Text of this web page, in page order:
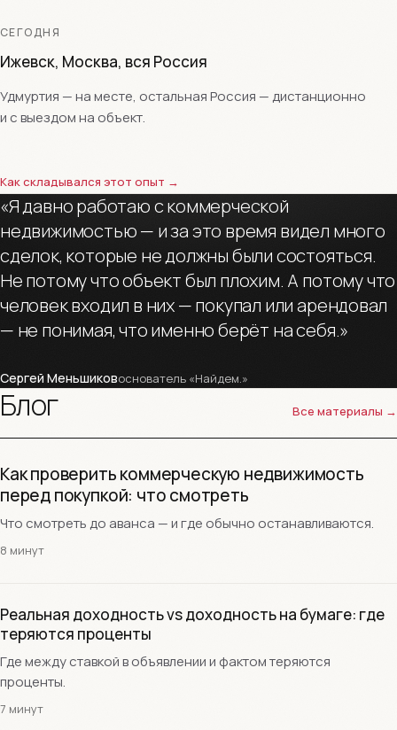
СЕГОДНЯ
Ижевск, Москва, вся Россия
Удмуртия — на месте, остальная Россия — дистанционно
и с выездом на объект.
Как складывался этот опыт →
«Ядавноработаюскоммерческой
недвижимостью— изаэто время видел много
сделок, которые недолжныбылисостояться.
Непотомучтообъектбыл плохим. А потомучто
человеквходил в них—покупал илиарендовал
— не понимая,чтоименноберёт насебя.»
Сергей Меньшиковоснователь «Найдем.»
Блог Все материалы →
Как проверить коммерческую недвижимость
перед покупкой: что смотреть
Что смотреть до аванса — и где обычно останавливаются.
8 минут
Реальная доходность vs доходность на бумаге: где
теряются проценты
Где между ставкой в объявлении и фактом теряются
проценты.
7 минут